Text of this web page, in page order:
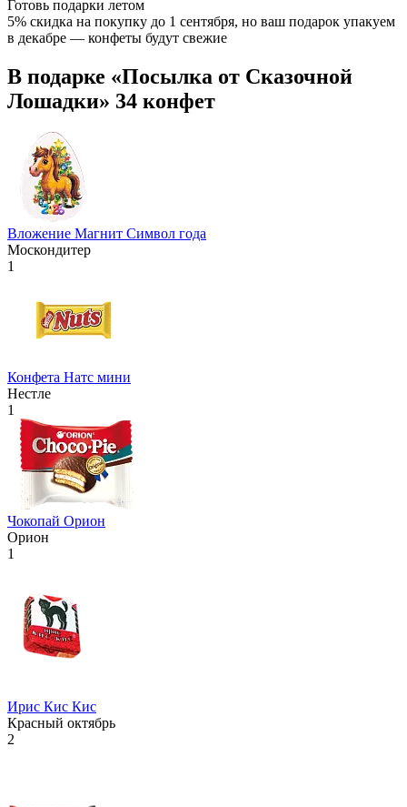
Готовь подарки летом
5% скидка на покупку до 1 сентября, но ваш подарок упакуем
в декабре — конфеты будут свежие
В подарке «Посылка от Сказочной
Лошадки» 34 конфет
Вложение Магнит Символ года
Москондитер
1
Конфета Натс мини
Нестле
1
Чокопай Орион
Орион
1
Ирис Кис Кис
Красный октябрь
2